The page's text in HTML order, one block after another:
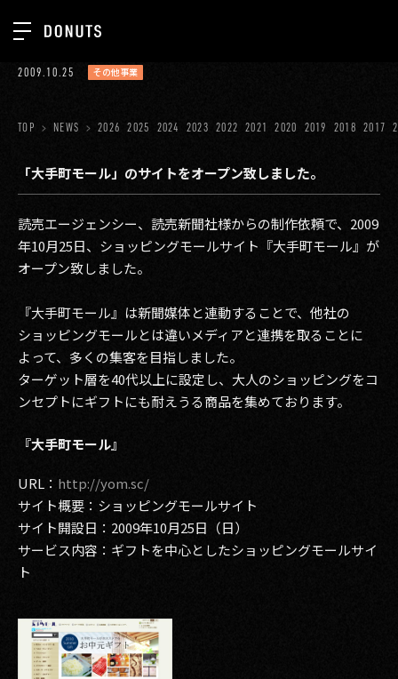
ジョブカン
ゲーム
ミクチャ
医療(CLIUS)
美少女図鑑
イベント
タテドラ
2025
2024
TOP
ABOUT
SERVICES
RECRUIT
CONTACT
PRIVACY POLICY
2009.10.25 その他事業
TOP NEWS 2026 2025 2024 2023 2022 2021 2020 2019 2018 2017
「大手町モール」のサイトをオープン致しました。
読売エージェンシー、読売新聞社様からの制作依頼で、2009
年10月25日、ショッピングモールサイト『大手町モール』が
オープン致しました。
『大手町モール』は新聞媒体と連動することで、他社の
ショッピングモールとは違いメディアと連携を取ることに
よって、多くの集客を目指しました。
ターゲット層を40代以上に設定し、大人のショッピングをコ
ンセプトにギフトにも耐えうる商品を集めております。
『大手町モール』
URL： http://yom.sc/
サイト概要：ショッピングモールサイト
サイト開設日：2009年10月25日（日）
サービス内容：ギフトを中心としたショッピングモールサイ
ト